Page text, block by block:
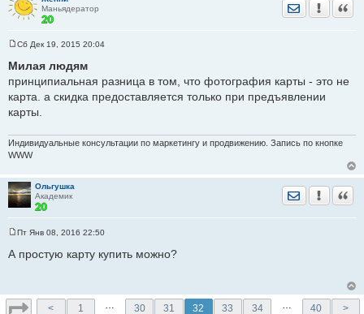
Маньядератор
Отправить
о
б
е
н
и
Сб Дек 19, 2015 20:04
Милая людям
принципиальная разница в том, что фотография карты - это не
карта. а скидка предоставляется только при предъявлении
карты.
Индивидуальные консультации по маркетингу и продвижению. Запись по кнопке
WWW
Ольгушка
Академик
Отправить
о
н
и
Пт Янв 08, 2016 22:50
А простую карту купить можно?
< 1 30 31 32 33 34 40 >